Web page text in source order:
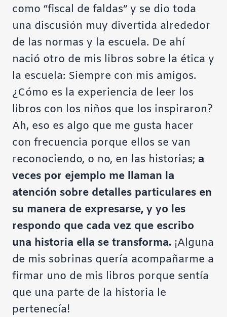
como “fiscal de faldas” y se dio toda
una discusión muy divertida alrededor
de las normas y la escuela. De ahí
nació otro de mis libros sobre la ética y
la escuela: Siempre con mis amigos.
¿Cómo es la experiencia de leer los
libros con los niños que los inspiraron?
Ah, eso es algo que me gusta hacer
con frecuencia porque ellos se van
reconociendo, o no, en las historias; a
veces por ejemplo me llaman la
atención sobre detalles particulares en
su manera de expresarse, y yo les
respondo que cada vez que escribo
una historia ella se transforma. ¡Alguna
de mis sobrinas quería acompañarme a
firmar uno de mis libros porque sentía
que una parte de la historia le
pertenecía!